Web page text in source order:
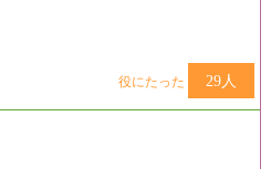
役にたった 29人